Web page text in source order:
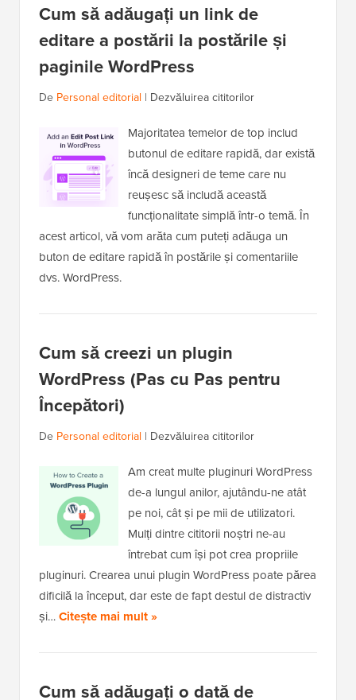
Cum să adăugați un link de
editare a postării la postările și
paginile WordPress
De Personal editorial | Dezvăluirea cititorilor
Majoritatea temelor de top includ
butonul de editare rapidă, dar există
încă designeri de teme care nu
reușesc să includă această
funcționalitate simplă într-o temă. În
acest articol, vă vom arăta cum puteți adăuga un
buton de editare rapidă în postările și comentariile
dvs. WordPress.
Cum să creezi un plugin
WordPress (Pas cu Pas pentru
Începători)
De Personal editorial | Dezvăluirea cititorilor
Am creat multe pluginuri WordPress
de-a lungul anilor, ajutându-ne atât
pe noi, cât și pe mii de utilizatori.
Mulți dintre cititorii noștri ne-au
întrebat cum își pot crea propriile
pluginuri. Crearea unui plugin WordPress poate părea
dificilă la început, dar este de fapt destul de distractiv
și…Citește mai mult »
Cum să adăugați o dată de